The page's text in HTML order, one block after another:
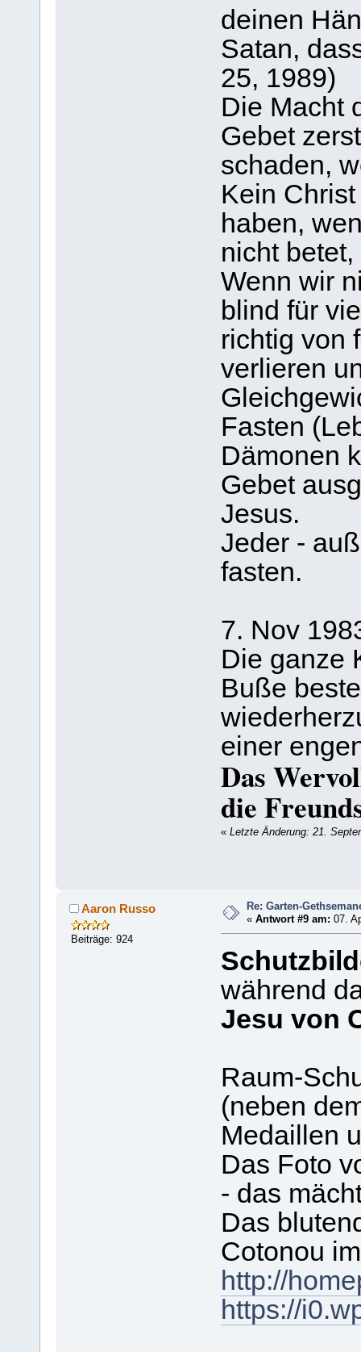
deinen
Satan,
25, 1989)
Die Macht
Gebet
schaden,
Kein
haben,
nicht
Wenn wir
blind für
richtig von
verlieren
Fasten
Dämonen
Gebet
Jesus.
Jeder -
fasten.
7. Nov
Die ganze
Buße
einer
Das
die
« Letzte Änderung: 21.
Aaron Russo
Beiträge: 924
Re: Garten-
«Antwort #9 am: 07.
während
Jesu von
Raum-
(neben
Medaillen
Das Foto
- das
Das
Cotonou
http://
https://